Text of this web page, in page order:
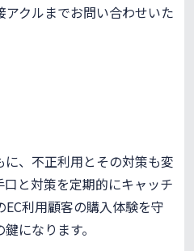
クルまでお問い合わせいた
、不正利用とその対策も変
と対策を定期的にキャッチ
利用顧客の購入体験を守
になります。